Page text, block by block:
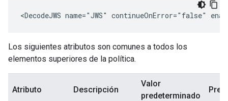
<DecodeJWS name="JWS" continueOnError="false"
Los siguientes atributos son comunes a todos los
elementos superiores de la política.
Atributo Descripción
Valor
predeterminado